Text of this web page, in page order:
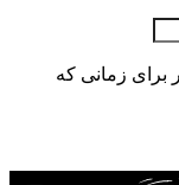
برای زمانی که